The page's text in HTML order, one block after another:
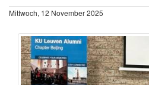
Mittwoch, 12 November 2025